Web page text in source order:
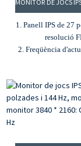
1. Panell IPS de 27
resolució
2. Freqüència
3. Brillantor de
relació de contrast
4. Gamma de